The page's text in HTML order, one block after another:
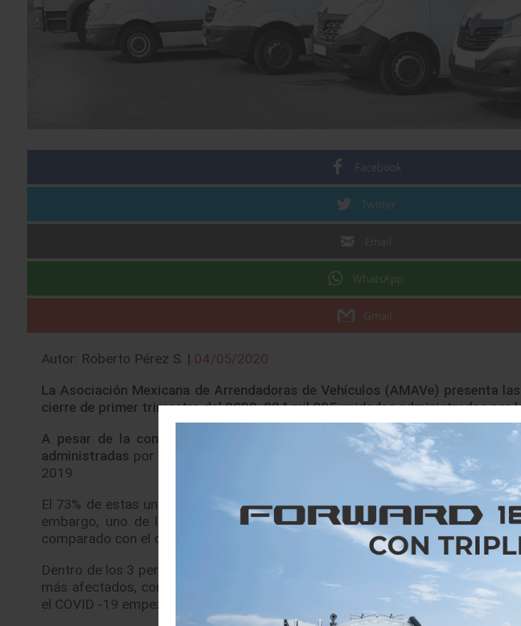
Facebook
Twitter
WhatsApp
Gmail
Autor: Roberto Pérez S. | 04/05/2020
La Asociación Mexicana de Arrendadoras de Vehículos (AMAVe) presenta
cierre de primer trimestre del 2020. 224 mil 225 unidades administradas por
A pesar de la contingencia sanitaria
que se vive en el país,la AMAVe ,
administradas por los socios, lo que representa un crecimiento del 5%
2019.
El 73% de estas unidades son arrendamiento puro, esquema que también
embargo, uno de los crecimientos más importantes fue el del
comparado con el cierre del 4T2019.
Dentro de los 3 perfiles de socios con los que cuenta la Asociación, el sector
más afectados, con una caída de más del 5% comparado con el 4T del 2019,
el COVID -19 empezó a tener en las actividades turísticas y en los viajes de